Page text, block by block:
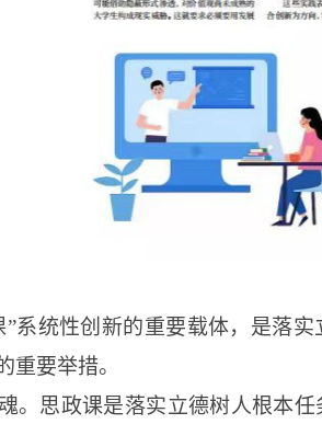
”系统性创新的重要载体，是落
重要举措。
。思政课是落实立德树人根本